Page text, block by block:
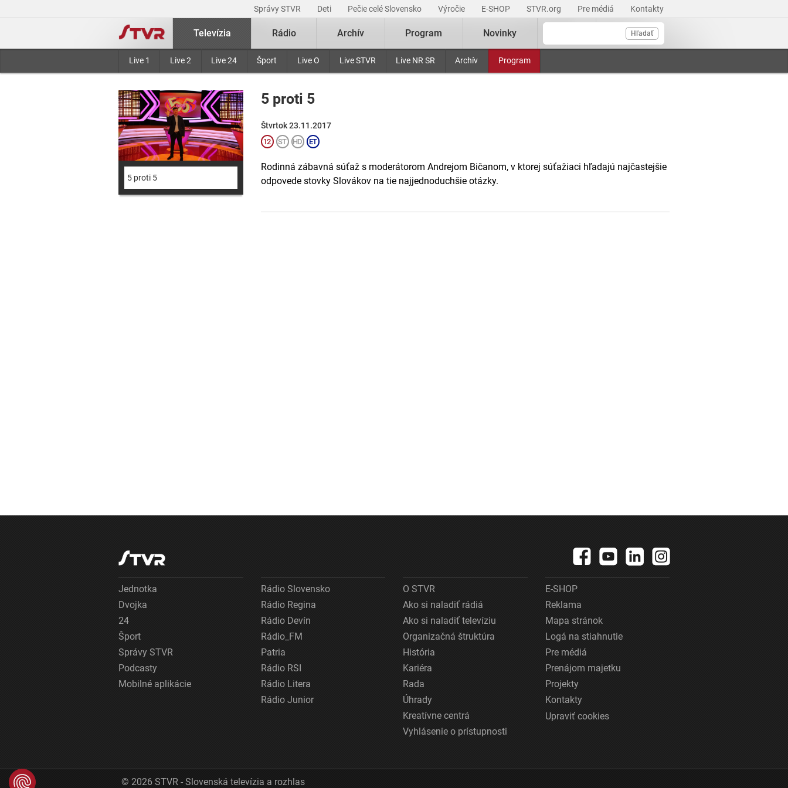
Správy STVR Deti Pečie celé Slovensko Výročie E-SHOP STVR.org Pre médiá Kontakty
Hľadať
Televízia
Live 1 Live 2 Live 24 Šport Live O Live STVR Live NR SR Archív Program
Rádio Archív Program Novinky
5 proti 5
5 proti 5
Štvrtok 23.11.2017
Rodinná zábavná súťaž s moderátorom Andrejom Bičanom, v ktorej súťažiaci hľadajú najčastejšie
odpovede stovky Slovákov na tie najjednoduchšie otázky.
Jednotka
Dvojka
24
Šport
Správy STVR
Podcasty
Mobilné aplikácie
Rádio Slovensko
Rádio Regina
Rádio Devín
Rádio_FM
Patria
Rádio RSI
Rádio Litera
Rádio Junior
O STVR
Ako si naladiť rádiá
Ako si naladiť televíziu
Organizačná štruktúra
História
Kariéra
Rada
Úhrady
Kreatívne centrá
Vyhlásenie o prístupnosti
E-SHOP
Reklama
Mapa stránok
Logá na stiahnutie
Pre médiá
Prenájom majetku
Projekty
Kontakty
Upraviť cookies
© 2026 STVR - Slovenská televízia a rozhlas